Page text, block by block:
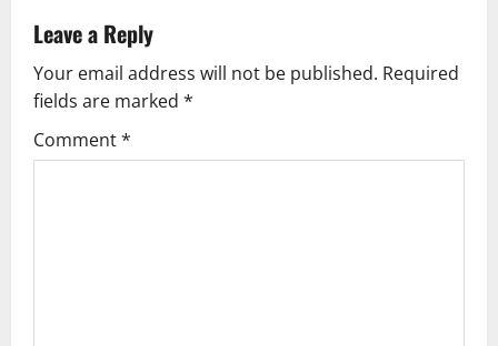
v
i
g
Leave a Reply
Your email address will not be published. Required
fields are marked *
Comment*